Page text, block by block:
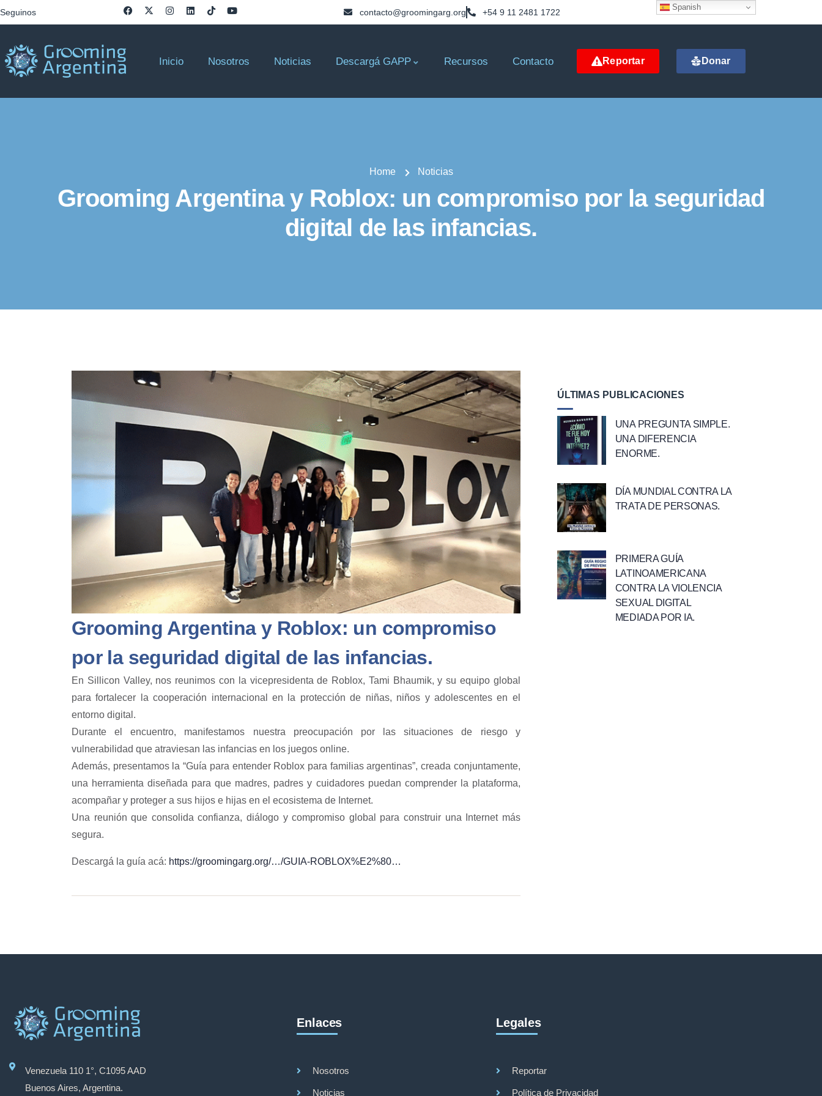
Seguinos contacto@groomingarg.org +54 9 11 2481 1722
Inicio Nosotros Noticias Descargá GAPP Recursos Contacto Reportar Donar
Home Noticias
Grooming Argentina y Roblox: un compromiso por la seguridad
digital de las infancias.
Grooming Argentina y Roblox: un compromiso
por la seguridad digital de las infancias.
En Sillicon Valley, nos reunimos con la vicepresidenta de Roblox, Tami Bhaumik, y su equipo global
para fortalecer la cooperación internacional en la protección de niñas, niños y adolescentes en el
entorno digital.
Durante el encuentro, manifestamos nuestra preocupación por las situaciones de riesgo y
vulnerabilidad que atraviesan las infancias en los juegos online.
Además, presentamos la “Guía para entender Roblox para familias argentinas”, creada conjuntamente,
una herramienta diseñada para que madres, padres y cuidadores puedan comprender la plataforma,
acompañar y proteger a sus hijos e hijas en el ecosistema de Internet.
Una reunión que consolida confianza, diálogo y compromiso global para construir una Internet más
segura.
Descargá la guía acá: https://groomingarg.org/…/GUIA-ROBLOX%E2%80…
ÚLTIMAS PUBLICACIONES
UNA PREGUNTA SIMPLE.
UNA DIFERENCIA
ENORME.
DÍA MUNDIAL CONTRA LA
TRATA DE PERSONAS.
PRIMERA GUÍA
LATINOAMERICANA
CONTRA LA VIOLENCIA
SEXUAL DIGITAL
MEDIADA POR IA.
Venezuela 110 1°, C1095 AAD
Buenos Aires, Argentina.
Enlaces
Nosotros
Noticias
Legales
Reportar
Política de Privacidad
Spanish